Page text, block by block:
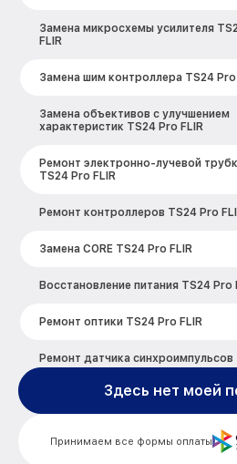
Замена микросхемы усилителя
FLIR
Замена шим контроллера TS24 Pro
Замена объективов с улучшением
характеристик TS24 Pro FLIR
Ремонт электронно-лучевой
TS24 Pro FLIR
Ремонт контроллеров TS24 Pro
Замена CORE TS24 Pro FLIR
Восстановление питания TS24 Pro
Ремонт оптики TS24 Pro FLIR
Ремонт датчика синхроимпульсов
Pro FLIR
Ремонт встроенного дальнометра и
Принимаем все формы оплаты
Здесь нет моей